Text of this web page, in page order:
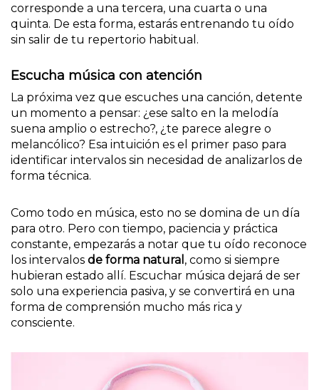
corresponde a una tercera, una cuarta o una
quinta. De esta forma, estarás entrenando tu oído
sin salir de tu repertorio habitual.
Escucha música con atención
La próxima vez que escuches una canción, detente
un momento a pensar: ¿ese salto en la melodía
suena amplio o estrecho?, ¿te parece alegre o
melancólico? Esa intuición es el primer paso para
identificar intervalos sin necesidad de analizarlos de
forma técnica.
Como todo en música, esto no se domina de un día
para otro. Pero con tiempo, paciencia y práctica
constante, empezarás a notar que tu oído reconoce
los intervalos de forma natural , como si siempre
hubieran estado allí. Escuchar música dejará de ser
solo una experiencia pasiva, y se convertirá en una
forma de comprensión mucho más rica y
consciente.